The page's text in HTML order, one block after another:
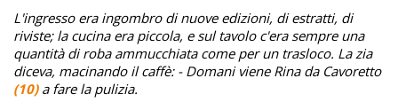
L'ingresso era ingombro di nuove edizioni, di estratti, di
riviste; la cucina era piccola, e sul tavolo c'era sempre una
quantità di roba ammucchiata come per un trasloco. La zia
diceva, macinando il caffè: - Domani viene Rina da Cavoretto
(10)a fare la pulizia.